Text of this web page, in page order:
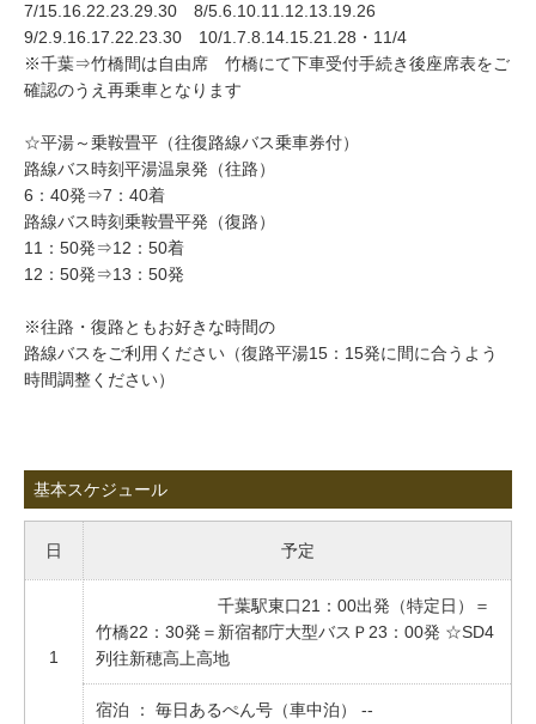
7/15.16.22.23.29.30 8/5.6.10.11.12.13.19.26
9/2.9.16.17.22.23.30 10/1.7.8.14.15.21.28・11/4
※千葉⇒竹橋間は自由席 竹橋にて下車受付手続き後座席表をご
確認のうえ再乗車となります
☆平湯～乗鞍畳平（往復路線バス乗車券付）
路線バス時刻平湯温泉発（往路）
6：40発⇒7：40着
路線バス時刻乗鞍畳平発（復路）
11：50発⇒12：50着
12：50発⇒13：50発
※往路・復路ともお好きな時間の
路線バスをご利用ください（復路平湯15：15発に間に合うよう
時間調整ください）
基本スケジュール
日 予定
1
千葉駅東口21：00出発（特定日）＝
竹橋22：30発＝新宿都庁大型バスＰ23：00発 ☆SD4
列往新穂高上高地
宿泊 ： 毎日あるぺん号（車中泊） --